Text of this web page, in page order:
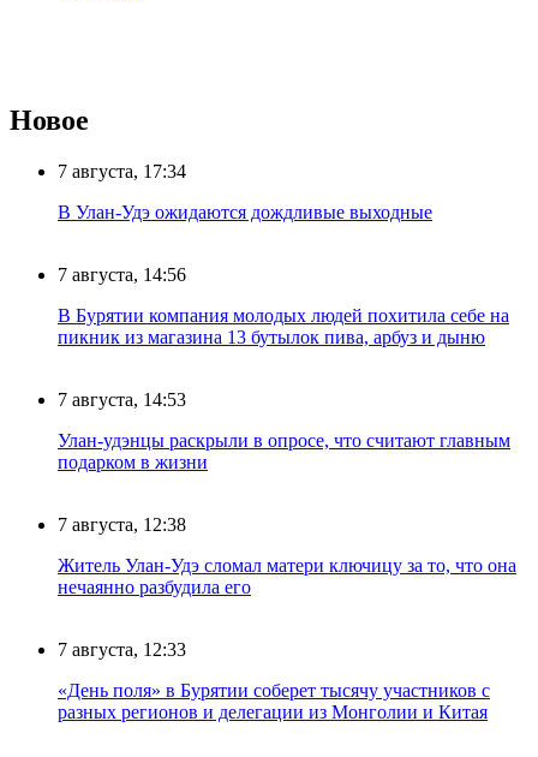
Новое
7 августа, 17:34
В Улан-Удэ ожидаются дождливые выходные
7 августа, 14:56
В Бурятии компания молодых людей похитила себе на
пикник из магазина 13 бутылок пива, арбуз и дыню
7 августа, 14:53
Улан-удэнцы раскрыли в опросе, что считают главным
подарком в жизни
7 августа, 12:38
Житель Улан-Удэ сломал матери ключицу за то, что она
нечаянно разбудила его
7 августа, 12:33
«День поля» в Бурятии соберет тысячу участников с
разных регионов и делегации из Монголии и Китая